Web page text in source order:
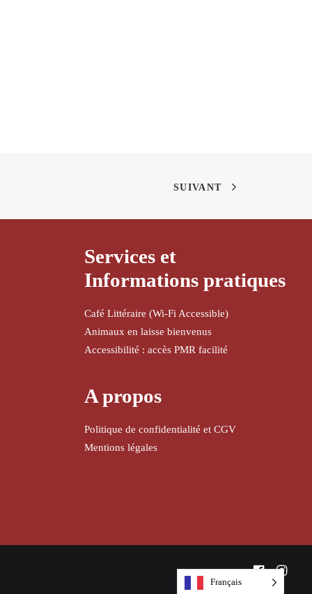
SUIVANT
Services et
Informations pratiques
Café Littéraire (Wi-Fi Accessible)
Animaux en laisse bienvenus
Accessibilité : accès PMR facilité
A propos
Politique de confidentialité et CGV
Mentions légales
Français